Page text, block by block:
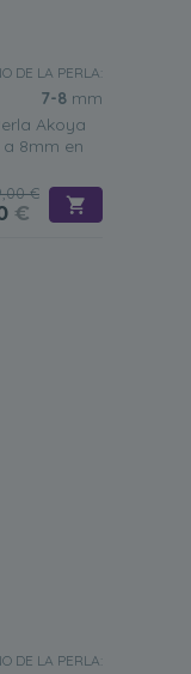
DE LA PERLA:
7-8 mm
Akoya
8mm en
€
€
DE LA PERLA: